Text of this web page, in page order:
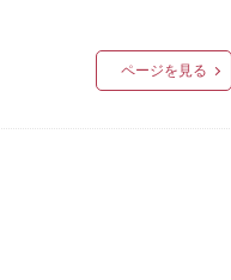
ページを見る